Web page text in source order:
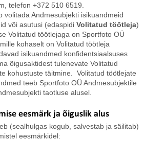
telefon +372 510 6519.
volitada Andmesubjekti isikuandmeid
või asutusi (edaspidi Volitatud töötleja)
Volitatud töötlejaga on Sportfoto OÜ
kohaselt on Volitatud töötleja
isikuandmed konfidentsiaalsuses
õigusaktidest tulenevate Volitatud
kohustuste täitmine. Volitatud töötlejate
teeb Sportfoto OÜ Andmesubjektile
taotluse alusel.
eesmärk ja õiguslik alus
(sealhulgas kogub, salvestab ja säilitab)
eesmärkidel: